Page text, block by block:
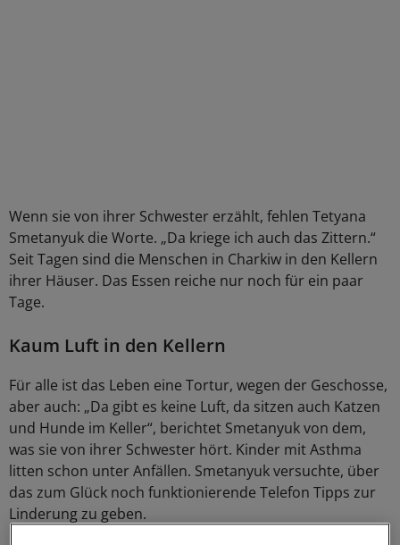
Wenn sie von ihrer Schwester erzählt, fehlen Tetyana
Smetanyuk die Worte. „Da kriege ich auch das Zittern.“
Seit Tagen sind die Menschen in Charkiw in den Kellern
ihrer Häuser. Das Essen reiche nur noch für ein paar
Tage.
Kaum Luft in den Kellern
Für alle ist das Leben eine Tortur, wegen der Geschosse,
aber auch: „Da gibt es keine Luft, da sitzen auch Katzen
und Hunde im Keller“, berichtet Smetanyuk von dem,
was sie von ihrer Schwester hört. Kinder mit Asthma
litten schon unter Anfällen. Smetanyuk versuchte, über
das zum Glück noch funktionierende Telefon Tipps zur
Linderung zu geben.